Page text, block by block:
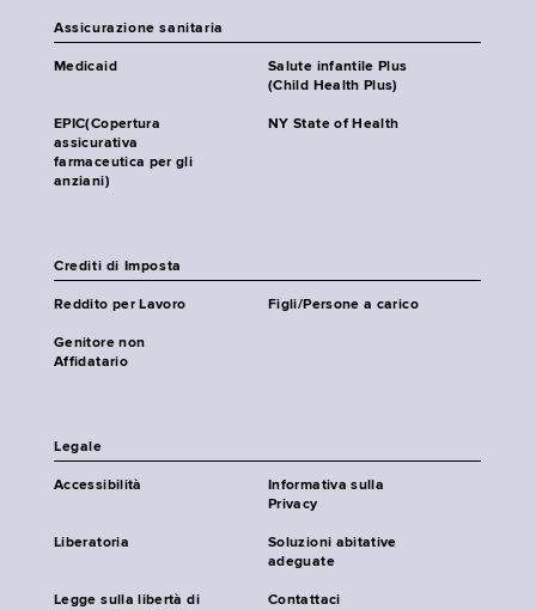
Assicurazione sanitaria
Medicaid
Salute infantile Plus
(Child Health Plus)
EPIC(Copertura
assicurativa
farmaceutica per gli
anziani)
NY State of Health
Crediti di Imposta
Reddito per Lavoro Figli/Persone a carico
Genitore non
Affidatario
Legale
Accessibilità
Informativa sulla
Privacy
Liberatoria
Soluzioni abitative
adeguate
Legge sulla libertà di
Contattaci